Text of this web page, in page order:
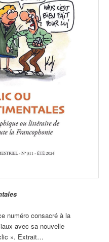
numéro consacré à la
avec sa nouvelle
». Extrait…